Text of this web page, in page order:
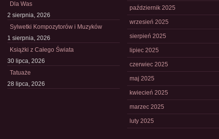
Dla Was
2 sierpnia, 2026
Sylwetki Kompozytorów i Muzyków
1 sierpnia, 2026
Książki z Całego Świata
30 lipca, 2026
Tatuaże
28 lipca, 2026
październik 2025
wrzesień 2025
sierpień 2025
lipiec 2025
czerwiec 2025
maj 2025
kwiecień 2025
marzec 2025
luty 2025